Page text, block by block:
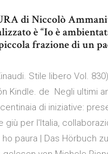
di Niccolò
è “Io è
frazione di un
Stile libero Vol.
Kindle. de Negli ultimi
di iniziative:
giù per l'Italia,
paura | Das Hörbuch